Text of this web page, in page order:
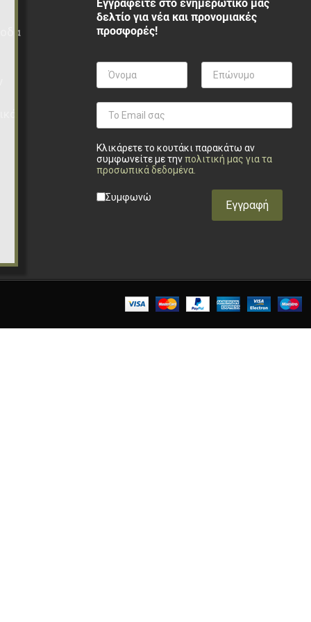
Εγγραφείτε στο ενημερωτικό μας
δελτίο για νέα και προνομιακές
προσφορές!
Κλικάρετε το κουτάκι παρακάτω αν
συμφωνείτε με τηνπολιτική μας για τα
προσωπικά δεδομένα.
Privacy checkbox
Συμφωνώ
Εγγραφή